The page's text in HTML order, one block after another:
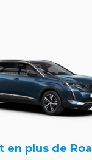
en plus de